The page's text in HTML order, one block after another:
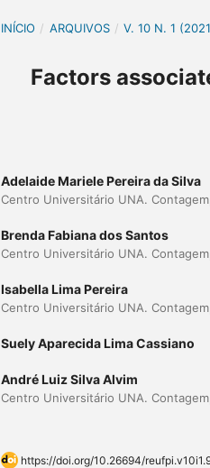
INÍCIO / ARQUIVOS / V. 10 N. 1
Factors
Adelaide Mariele Pereira da Silva
Centro Universitário UNA.
Brenda Fabiana dos Santos
Centro Universitário UNA.
Isabella Lima Pereira
Centro Universitário UNA.
Suely Aparecida Lima Cassiano
André Luiz Silva Alvim
Centro Universitário UNA.
https://doi.org/10.26694/